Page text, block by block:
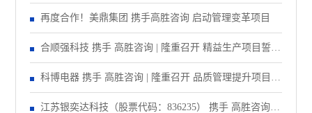
再度合作！美鼎集团 携手高胜咨询 启动管理变革项目
合顺强科技 携手 高胜咨询 | 隆重召开 精益生产项目誓师
大会！
科博电器 携手 高胜咨询 | 隆重召开 品质管理提升项目启
动大会！
江苏银奕达科技（股票代码：836235） 携手 高胜咨询｜